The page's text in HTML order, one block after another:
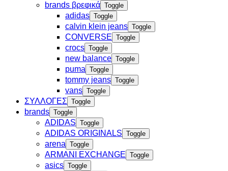
brands βρεφικά Toggle
adidas Toggle
calvin klein jeans Toggle
CONVERSE Toggle
crocs Toggle
new balance Toggle
puma Toggle
tommy jeans Toggle
vans Toggle
ΣΥΛΛΟΓΕΣ Toggle
brands Toggle
ADIDAS Toggle
ADIDAS ORIGINALS Toggle
arena Toggle
ARMANI EXCHANGE Toggle
asics Toggle